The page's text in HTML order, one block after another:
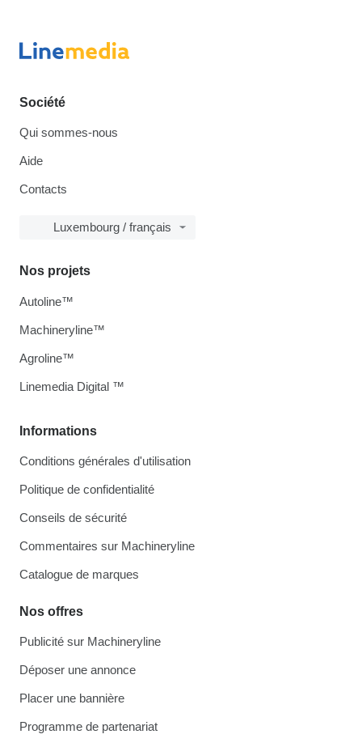
Société
Qui sommes-nous
Aide
Contacts
Luxembourg / français
Informations
Conditions générales d'utilisation
Politique de confidentialité
Conseils de sécurité
Commentaires sur Machineryline
Catalogue de marques
Nos offres
Publicité sur Machineryline
Déposer une annonce
Placer une bannière
Programme de partenariat
Nos projets
Autoline™
Machineryline™
Agroline™
Linemedia Digital ™